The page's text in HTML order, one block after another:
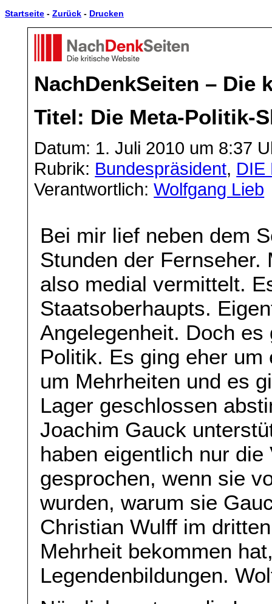
Startseite - Zurück - Drucken
NachDenkSeiten – Die
Titel: Die Meta-Politik-
Datum: 1. Juli 2010 um 8:37
Rubrik: Bundespräsident, DIE
Verantwortlich:Wolfgang Lieb
Bei mir lief neben dem
Stunden der Fernseher.
also medial vermittelt.
Staatsoberhaupts.
Angelegenheit. Doch
Politik. Es ging eher
um Mehrheiten und es
Lager geschlossen
Joachim Gauck
haben eigentlich nur
gesprochen, wenn sie
wurden, warum sie
Christian Wulff im
Mehrheit bekommen
Legendenbildungen.